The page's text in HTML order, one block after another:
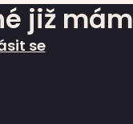
již mám
se